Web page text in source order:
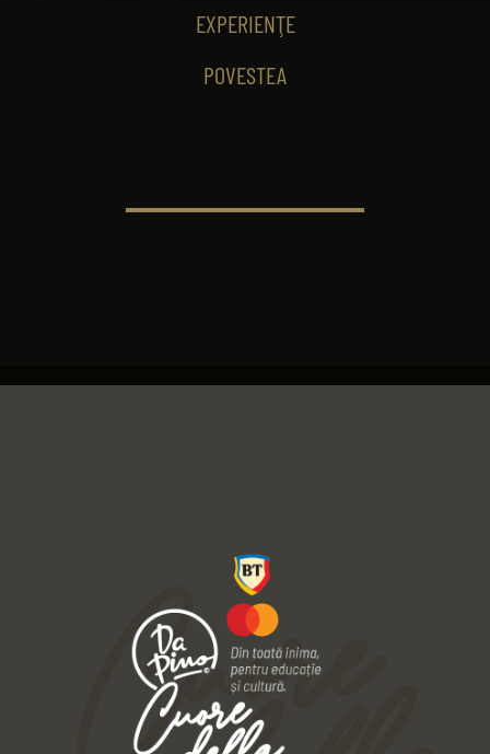
EXPERIENŢE
POVESTEA